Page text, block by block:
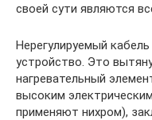
своей сути являются
Нерегулируемый
устройство. Это
нагревательный
высоким
применяют нихром),